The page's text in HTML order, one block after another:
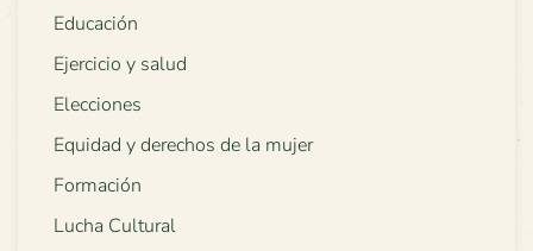
Educación
Ejercicio y salud
Elecciones
Equidad y derechos de la mujer
Formación
Lucha Cultural